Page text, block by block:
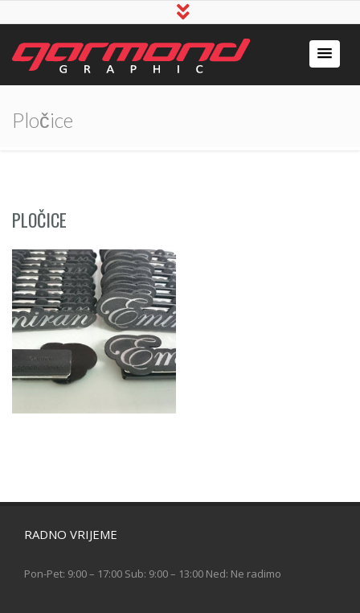
Pločice
PLOČICE
RADNO VRIJEME
Pon-Pet: 9:00 – 17:00 Sub: 9:00 – 13:00 Ned: Ne radimo